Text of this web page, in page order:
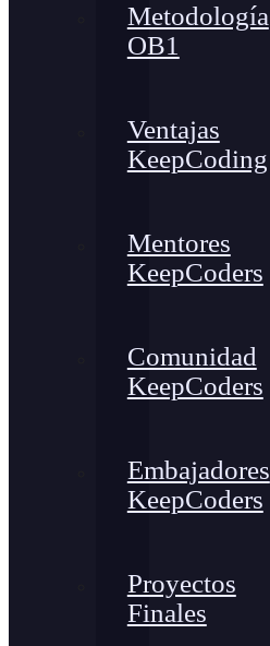
Metodología
OB1
Ventajas
KeepCoding
Mentores
KeepCoders
Comunidad
KeepCoders
Embajadores
KeepCoders
Proyectos
Finales